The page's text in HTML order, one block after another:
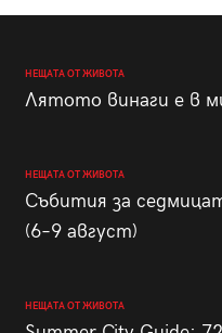
НЕЩАТА ОТ ЖИВОТА
Лятото винаги е в
НЕЩАТА ОТ ЖИВОТА
Събития за
(6–9 август)
НЕЩАТА ОТ ЖИВОТА